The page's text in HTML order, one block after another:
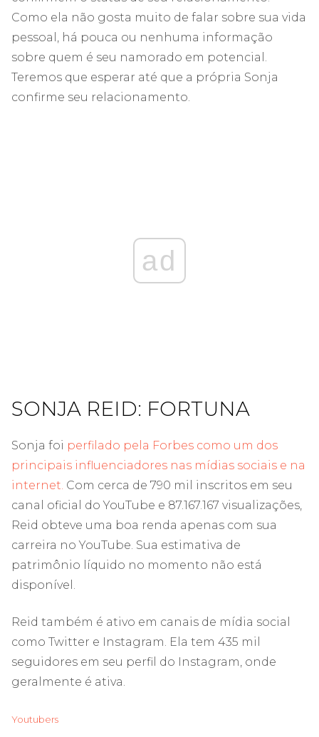
Como ela não gosta muito de falar sobre sua vida
pessoal, há pouca ou nenhuma informação
sobre quem é seu namorado em potencial.
Teremos que esperar até que a própria Sonja
confirme seu relacionamento.
ad
SONJA REID: FORTUNA
Sonja foi perfilado pela Forbes como um dos
principais influenciadores nas mídias sociais e na
internet. Com cerca de 790 mil inscritos em seu
canal oficial do YouTube e 87.167.167 visualizações,
Reid obteve uma boa renda apenas com sua
carreira no YouTube. Sua estimativa de
patrimônio líquido no momento não está
disponível.
Reid também é ativo em canais de mídia social
como Twitter e Instagram. Ela tem 435 mil
seguidores em seu perfil do Instagram, onde
geralmente é ativa.
Youtubers